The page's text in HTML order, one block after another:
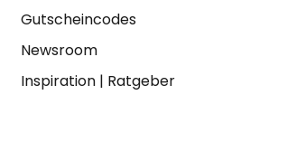
Gutscheincodes
Newsroom
Inspiration| Ratgeber